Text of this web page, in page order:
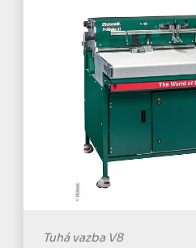
Tuhá vazba V8